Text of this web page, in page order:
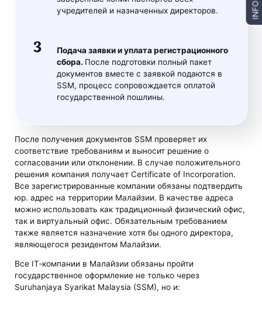
учредителей и назначенных директоров.
Подача заявки и уплата регистрационного
сбора. После подготовки полный пакет
документов вместе с заявкой подаются в
SSM, процесс сопровождается оплатой
государственной пошлины.
После получения документов SSM проверяет их
соответствие требованиям и выносит решение о
согласовании или отклонении. В случае положительного
решения компания получает Certificate of Incorporation.
Все зарегистрированные компании обязаны подтвердить
юр. адрес на территории Малайзии. В качестве адреса
можно использовать как традиционный физический офис,
так и виртуальный офис. Обязательным требованием
также является назначение хотя бы одного директора,
являющегося резидентом Малайзии.
Все IT‑компании в Малайзии обязаны пройти
государственное оформление не только через
Suruhanjaya Syarikat Malaysia (SSM), но и:
INFO